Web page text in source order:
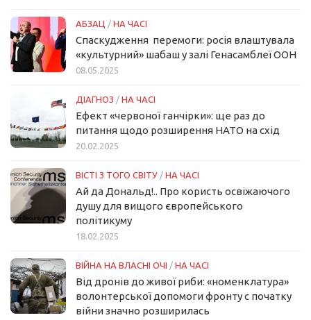
АБЗАЦ / НА ЧАСІ
Спаскудження перемоги: росія влаштувала
«культурний» шабаш у залі Генасамблеї ООН
08.05.2025
ДІАГНОЗ / НА ЧАСІ
Ефект «червоної ганчірки»: ще раз до
питання щодо розширення НАТО на схід
20.02.2025
ВІСТІ З ТОГО СВІТУ / НА ЧАСІ
Ай да Дональд!.. Про користь освіжаючого
душу для вищого європейського
політикуму
18.02.2025
ВІЙНА НА ВЛАСНІ ОЧІ / НА ЧАСІ
Від дронів до живої риби: «номенклатура»
волонтерської допомоги фронту с початку
війни значно розширилась